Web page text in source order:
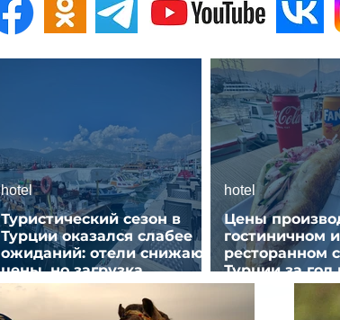
Туристический сезон в
Турции оказался слабее
ожиданий: отели снижают
цены, но загрузка
остается низкой
hotel
Цены
гостиничном и
ресторанном
Турции за
почти на 32%
hotel